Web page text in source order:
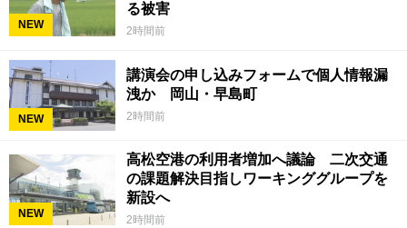
NEW
る被害
2時間前
NEW
講演会の申し込みフォームで個人情報漏
洩か 岡山・早島町
2時間前
NEW
高松空港の利用者増加へ議論 二次交通
の課題解決目指しワーキンググループを
新設へ
2時間前